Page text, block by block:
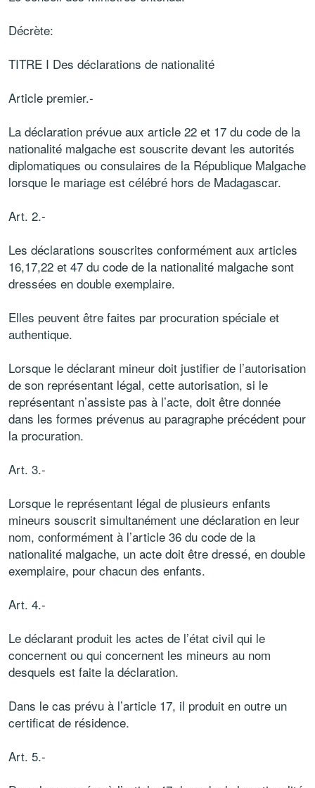
Décrète:
TITRE I Des déclarations de nationalité
Article premier.-
La déclaration prévue aux article 22 et 17 du code de la
nationalité malgache est souscrite devant les autorités
diplomatiques ou consulaires de la République Malgache
lorsque le mariage est célébré hors de Madagascar.
Art. 2.-
Les déclarations souscrites conformément aux articles
16,17,22 et 47 du code de la nationalité malgache sont
dressées en double exemplaire.
Elles peuvent être faites par procuration spéciale et
authentique.
Lorsque le déclarant mineur doit justifier de l’autorisation
de son représentant légal, cette autorisation, si le
représentant n’assiste pas à l’acte, doit être donnée
dans les formes prévenus au paragraphe précédent pour
la procuration.
Art. 3.-
Lorsque le représentant légal de plusieurs enfants
mineurs souscrit simultanément une déclaration en leur
nom, conformément à l’article 36 du code de la
nationalité malgache, un acte doit être dressé, en double
exemplaire, pour chacun des enfants.
Art. 4.-
Le déclarant produit les actes de l’état civil qui le
concernent ou qui concernent les mineurs au nom
desquels est faite la déclaration.
Dans le cas prévu à l’article 17, il produit en outre un
certificat de résidence.
Art. 5.-